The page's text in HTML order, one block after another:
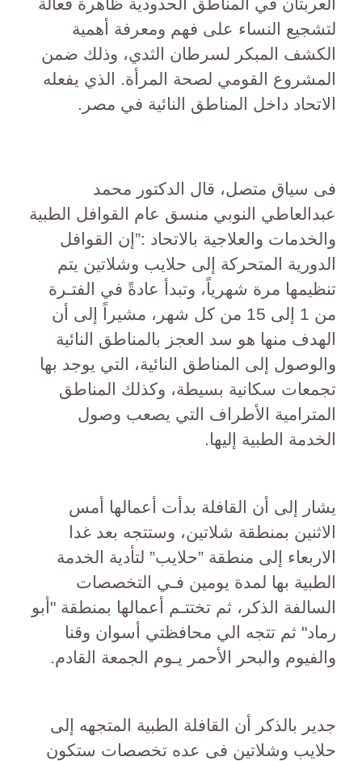
العربتان في المناطق الحدودية ظاهرة فعالة
لتشجيع النساء على فهم ومعرفة أهمية
الكشف المبكر لسرطان الثدي، وذلك ضمن
المشروع القومي لصحة المرأة. الذي يفعله
الاتحاد داخل المناطق النائية في مصر.
فى سياق متصل، قال الدكتور محمد
عبدالعاطي النوبي منسق عام القوافل الطبية
والخدمات والعلاجية بالاتحاد :”إن القوافل
الدورية المتحركة إلى حلايب وشلاتين يتم
تنظيمها مرة شهرياً، وتبدأ عادةً في الفتـرة
من 1 إلى 15 من كل شهر، مشيراً إلى أن
الهدف منها هو سد العجز بالمناطق النائية
والوصول إلى المناطق النائية، التي يوجد بها
تجمعات سكانية بسيطة، وكذلك المناطق
المترامية الأطراف التي يصعب وصول
الخدمة الطبية إليها.
يشار إلى أن القافلة بدأت أعمالها أمس
الاثنين بمنطقة شلاتين، وستتجه بعد غدا
الاربعاء إلى منطقة ”حلايب” لتأدية الخدمة
الطبية بها لمدة يومين فـي التخصصات
السالفة الذكر، ثم تختتـم أعمالها بمنطقة "أبو
رماد" ثم تتجه الي محافظتي أسوان وقنا
والفيوم والبحر الأحمر يـوم الجمعة القادم.
جدير بالذكر أن القافلة الطبية المتجهه إلى
حلايب وشلاتين فى عده تخصصات ستكون